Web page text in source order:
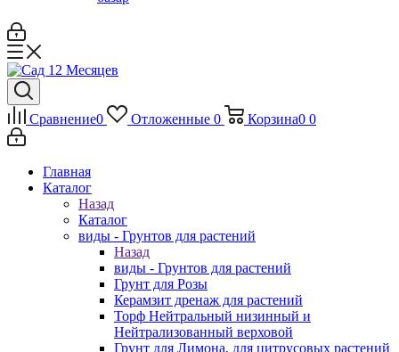
Сравнение0 Отложенные 0 Корзина0 0
Главная
Каталог
Назад
Каталог
виды - Грунтов для растений
Назад
виды - Грунтов для растений
Грунт для Розы
Керамзит дренаж для растений
Торф Нейтральный низинный и
Нейтрализованный верховой
Грунт для Лимона, для цитрусовых растений